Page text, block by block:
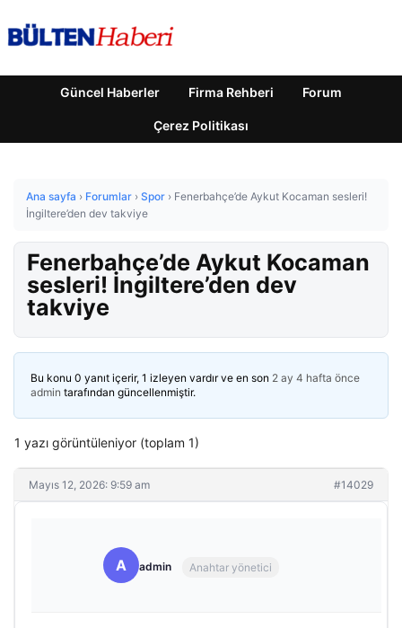
Güncel Haberler Firma Rehberi Forum
Çerez Politikası
Ana sayfa › Forumlar › Spor › Fenerbahçe’de Aykut Kocaman sesleri!
İngiltere’den dev takviye
Fenerbahçe’de Aykut Kocaman
sesleri! İngiltere’den dev
takviye
Bu konu 0 yanıt içerir, 1 izleyen vardır ve en son 2 ay 4 hafta önce
admin tarafından güncellenmiştir.
1 yazı görüntüleniyor (toplam 1)
Mayıs 12, 2026: 9:59 am #14029
A admin Anahtar yönetici